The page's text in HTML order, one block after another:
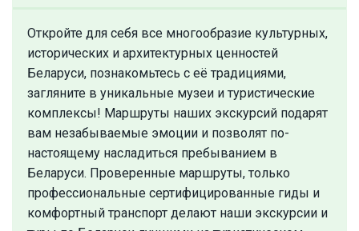
Откройте для себя все многообразие культурных,
исторических и архитектурных ценностей
Беларуси, познакомьтесь с её традициями,
загляните в уникальные музеи и туристические
комплексы! Маршруты наших экскурсий подарят
вам незабываемые эмоции и позволят по-
настоящему насладиться пребыванием в
Беларуси. Проверенные маршруты, только
профессиональные сертифицированные гиды и
комфортный транспорт делают наши экскурсии и